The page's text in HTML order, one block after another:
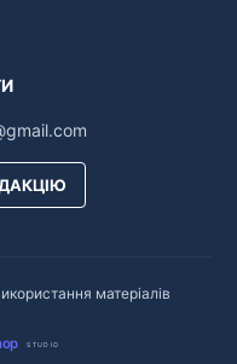
матеріалів
STUDIO